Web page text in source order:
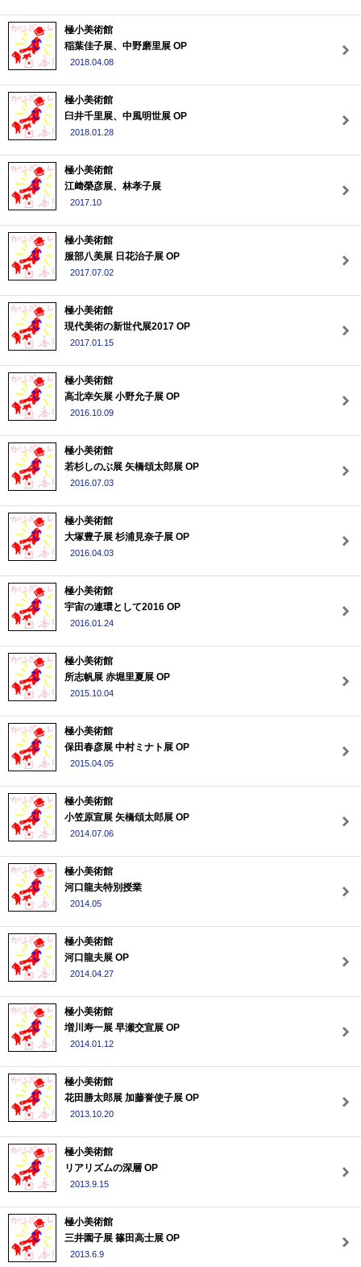
極小美術館
稲葉佳子展、中野磨里展 OP
2018.04.08
極小美術館
臼井千里展、中風明世展 OP
2018.01.28
極小美術館
江﨑榮彦展、林孝子展
2017.10
極小美術館
服部八美展 日花治子展 OP
2017.07.02
極小美術館
現代美術の新世代展2017 OP
2017.01.15
極小美術館
高北幸矢展 小野允子展 OP
2016.10.09
極小美術館
若杉しのぶ展 矢橋頌太郎展 OP
2016.07.03
極小美術館
大塚豊子展 杉浦見奈子展 OP
2016.04.03
極小美術館
宇宙の連環として2016 OP
2016.01.24
極小美術館
所志帆展 赤堀里夏展 OP
2015.10.04
極小美術館
保田春彦展 中村ミナト展 OP
2015.04.05
極小美術館
小笠原宣展 矢橋頌太郎展 OP
2014.07.06
極小美術館
河口龍夫特別授業
2014.05
極小美術館
河口龍夫展 OP
2014.04.27
極小美術館
増川寿一展 早瀬交宣展 OP
2014.01.12
極小美術館
花田勝太郎展 加藤誉使子展 OP
2013.10.20
極小美術館
リアリズムの深層 OP
2013.9.15
極小美術館
三井園子展 篠田高士展 OP
2013.6.9